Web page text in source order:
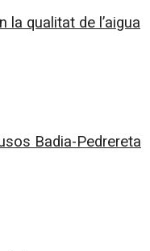
la qualitat de l’aigua
Badia-Pedrereta